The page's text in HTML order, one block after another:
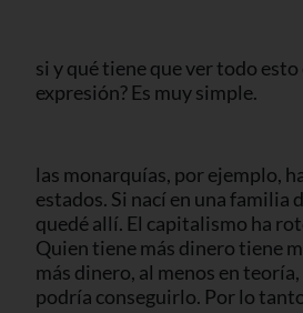
si y qué tiene que ver todo
expresión? Es muy simple.
las monarquías, por ejemplo,
estados. Si nací en una familia
quedé allí. El capitalismo ha
Quien tiene más dinero tiene
más dinero, al menos en
podría conseguirlo. Por lo